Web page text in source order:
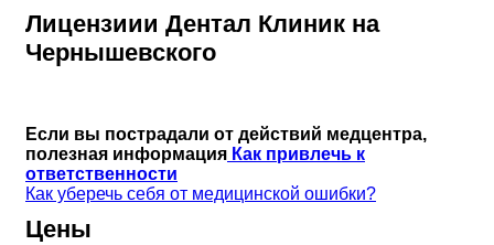
Лицензиии Дентал Клиник на
Чернышевского
Если вы пострадали от действий медцентра,
полезная информация Как привлечь к
ответственности
Как уберечь себя от медицинской ошибки?
Цены